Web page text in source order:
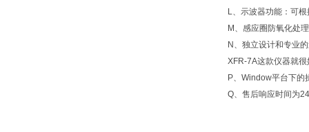
L、示波器功能：可
M、感应圈防氧化处
N、独立设计和专业
XFR-7A这款仪器就
P、Window平台下的
Q、售后响应时间为